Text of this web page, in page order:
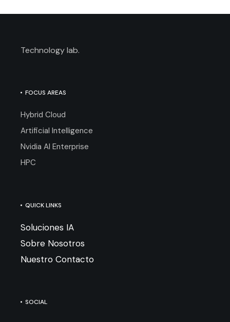
Technology lab.
FOCUS AREAS
Hybrid Cloud
Artificial Intelligence
Nvidia AI Enterprise
HPC
QUICK LINKS
Soluciones IA
Sobre Nosotros
Nuestro Contacto
SOCIAL